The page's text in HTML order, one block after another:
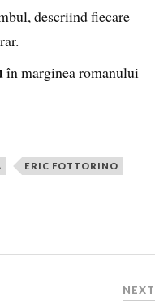
descriind fiecare
în marginea romanului
ERIC FOTTORINO
NEXT